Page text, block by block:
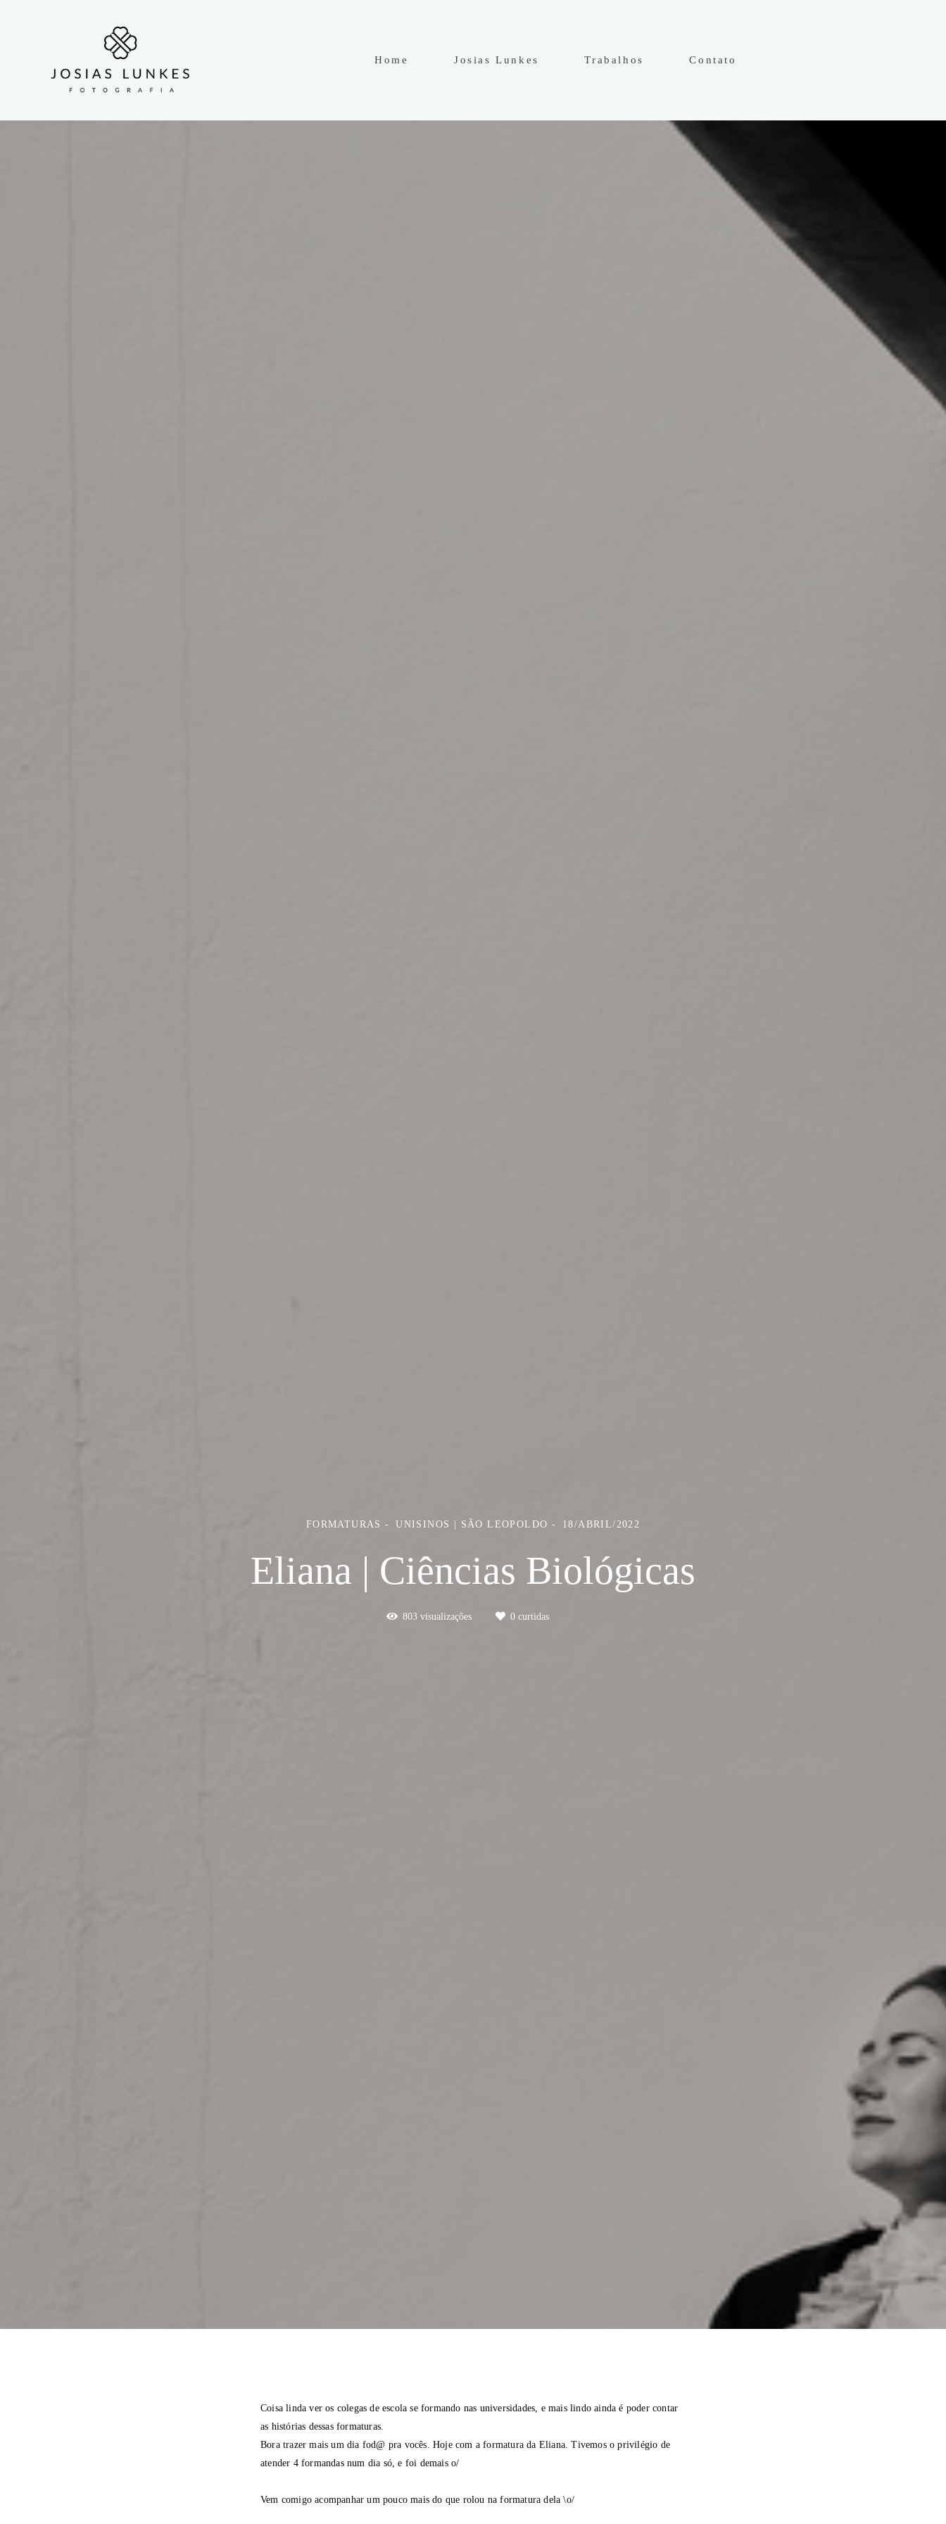
Home Josias Lunkes Trabalhos Contato
FORMATURAS UNISINOS | SÃO LEOPOLDO 18/ABRIL/2022
Eliana | Ciências Biológicas
803 visualizações 0 curtidas
Coisa linda ver os colegas de escola se formando nas universidades, e mais lindo ainda é poder contar
as histórias dessas formaturas.
Bora trazer mais um dia fod@ pra vocês. Hoje com a formatura da Eliana. Tivemos o privilégio de
atender 4 formandas num dia só, e foi demais o/
Vem comigo acompanhar um pouco mais do que rolou na formatura dela \o/